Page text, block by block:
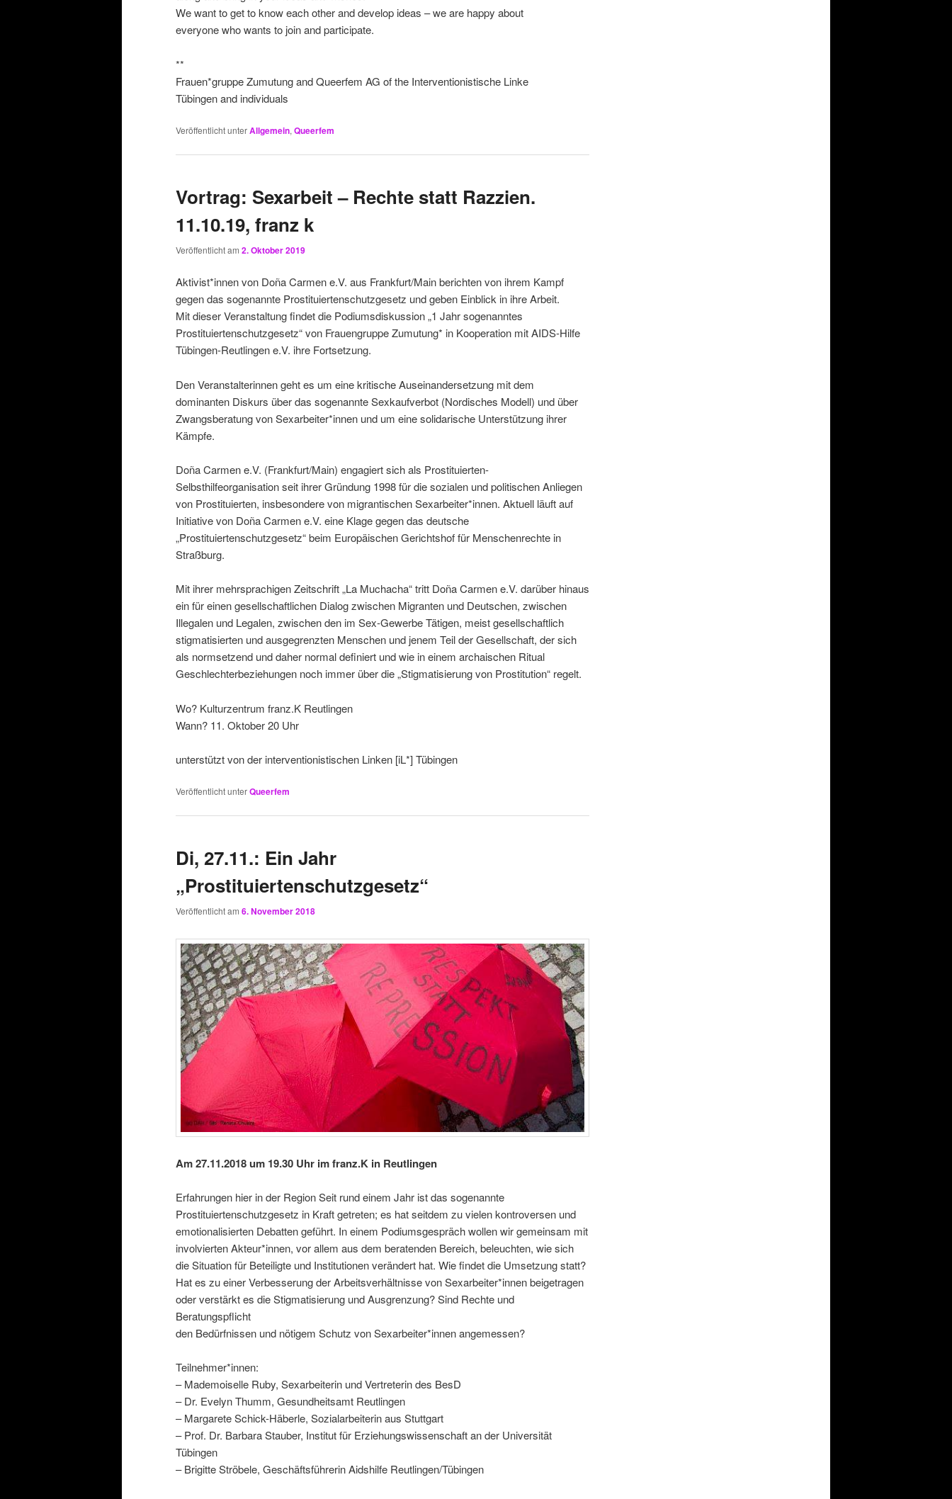
We want to get to know each other and develop ideas – we are happy about
everyone who wants to join and participate.
**
Frauen*gruppe Zumutung and Queerfem AG of the Interventionistische Linke
Tübingen and individuals
Veröffentlicht unterAllgemein, Queerfem
Vortrag: Sexarbeit – Rechte statt Razzien.
11.10.19, franz k
Veröffentlicht am 2. Oktober 2019
Aktivist*innen von Doña Carmen e.V. aus Frankfurt/Main berichten von ihrem Kampf
gegen das sogenannte Prostituiertenschutzgesetz und geben Einblick in ihre Arbeit.
Mit dieser Veranstaltung findet die Podiumsdiskussion „1 Jahr sogenanntes
Prostituiertenschutzgesetz“ von Frauengruppe Zumutung* in Kooperation mit AIDS-Hilfe
Tübingen-Reutlingen e.V. ihre Fortsetzung.
Den Veranstalterinnen geht es um eine kritische Auseinandersetzung mit dem
dominanten Diskurs über das sogenannte Sexkaufverbot (Nordisches Modell) und über
Zwangsberatung von Sexarbeiter*innen und um eine solidarische Unterstützung ihrer
Kämpfe.
Doña Carmen e.V. (Frankfurt/Main) engagiert sich als Prostituierten-
Selbsthilfeorganisation seit ihrer Gründung 1998 für die sozialen und politischen Anliegen
von Prostituierten, insbesondere von migrantischen Sexarbeiter*innen. Aktuell läuft auf
Initiative von Doña Carmen e.V. eine Klage gegen das deutsche
„Prostituiertenschutzgesetz“ beim Europäischen Gerichtshof für Menschenrechte in
Straßburg.
Mit ihrer mehrsprachigen Zeitschrift „La Muchacha“ tritt Doña Carmen e.V. darüber hinaus
ein für einen gesellschaftlichen Dialog zwischen Migranten und Deutschen, zwischen
Illegalen und Legalen, zwischen den im Sex-Gewerbe Tätigen, meist gesellschaftlich
stigmatisierten und ausgegrenzten Menschen und jenem Teil der Gesellschaft, der sich
als normsetzend und daher normal definiert und wie in einem archaischen Ritual
Geschlechterbeziehungen noch immer über die „Stigmatisierung von Prostitution“ regelt.
Wo? Kulturzentrum franz.K Reutlingen
Wann? 11. Oktober 20 Uhr
unterstützt von der interventionistischen Linken [iL*] Tübingen
Veröffentlicht unterQueerfem
Di, 27.11.: Ein Jahr
„Prostituiertenschutzgesetz“
Veröffentlicht am 6. November 2018
Am 27.11.2018 um 19.30 Uhr im franz.K in Reutlingen
Erfahrungen hier in der Region Seit rund einem Jahr ist das sogenannte
Prostituiertenschutzgesetz in Kraft getreten; es hat seitdem zu vielen kontroversen und
emotionalisierten Debatten geführt. In einem Podiumsgespräch wollen wir gemeinsam mit
involvierten Akteur*innen, vor allem aus dem beratenden Bereich, beleuchten, wie sich
die Situation für Beteiligte und Institutionen verändert hat. Wie findet die Umsetzung statt?
Hat es zu einer Verbesserung der Arbeitsverhältnisse von Sexarbeiter*innen beigetragen
oder verstärkt es die Stigmatisierung und Ausgrenzung? Sind Rechte und
Beratungspflicht
den Bedürfnissen und nötigem Schutz von Sexarbeiter*innen angemessen?
Teilnehmer*innen:
– Mademoiselle Ruby, Sexarbeiterin und Vertreterin des BesD
– Dr. Evelyn Thumm, Gesundheitsamt Reutlingen
– Margarete Schick-Häberle, Sozialarbeiterin aus Stuttgart
– Prof. Dr. Barbara Stauber, Institut für Erziehungswissenschaft an der Universität
Tübingen
– Brigitte Ströbele, Geschäftsführerin Aidshilfe Reutlingen/Tübingen